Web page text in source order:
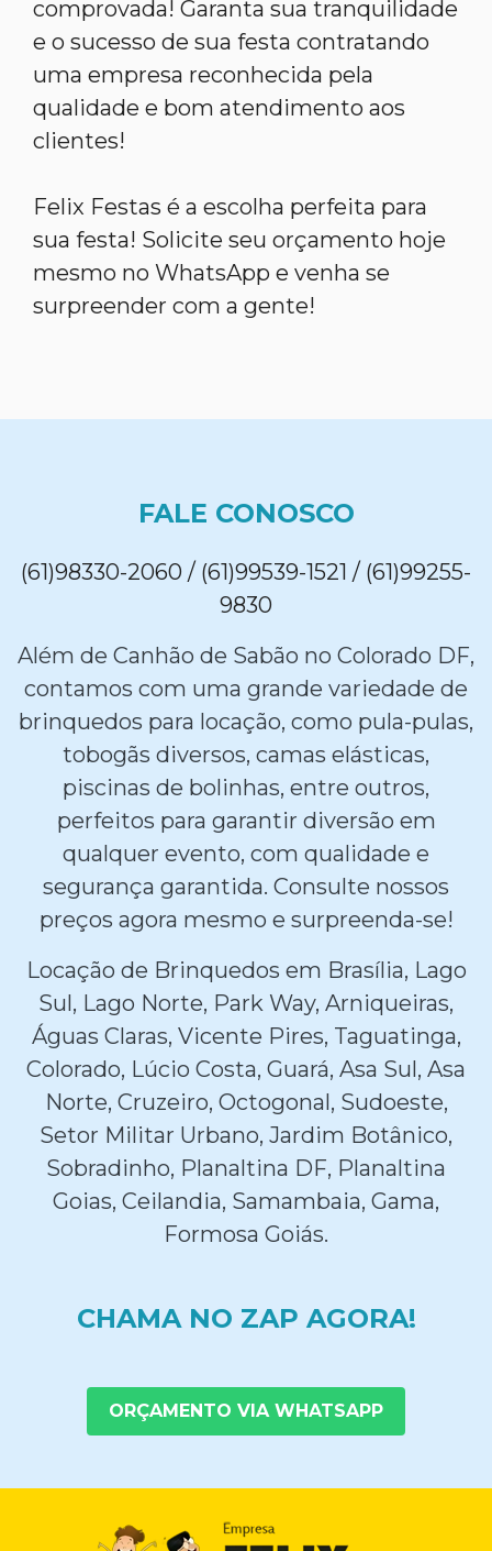
comprovada! Garanta sua tranquilidade
e o sucesso de sua festa contratando
uma empresa reconhecida pela
qualidade e bom atendimento aos
clientes!
Felix Festas é a escolha perfeita para
sua festa! Solicite seu orçamento hoje
mesmo no WhatsApp e venha se
surpreender com a gente!
FALE CONOSCO
(61)98330-2060 / (61)99539-1521 / (61)99255-
9830
Além de Canhão de Sabão no Colorado DF,
contamos com uma grande variedade de
brinquedos para locação, como pula-pulas,
tobogãs diversos, camas elásticas,
piscinas de bolinhas, entre outros,
perfeitos para garantir diversão em
qualquer evento, com qualidade e
segurança garantida. Consulte nossos
preços agora mesmo e surpreenda-se!
Locação de Brinquedos em Brasília, Lago
Sul, Lago Norte, Park Way, Arniqueiras,
Águas Claras, Vicente Pires, Taguatinga,
Colorado, Lúcio Costa, Guará, Asa Sul, Asa
Norte, Cruzeiro, Octogonal, Sudoeste,
Setor Militar Urbano, Jardim Botânico,
Sobradinho, Planaltina DF, Planaltina
Goias, Ceilandia, Samambaia, Gama,
Formosa Goiás.
CHAMA NO ZAP AGORA!
ORÇAMENTO VIA WHATSAPP